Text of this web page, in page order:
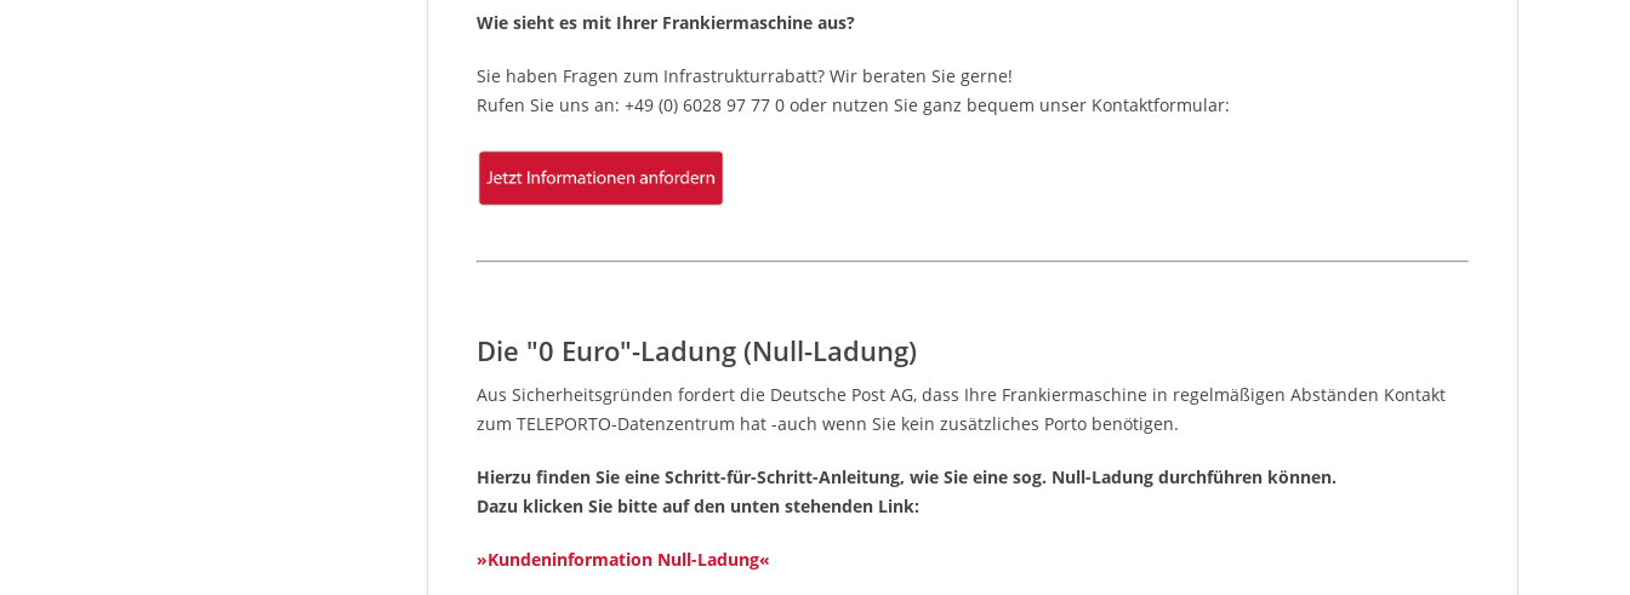
Wie sieht es mit Ihrer Frankiermaschine aus?
Sie haben Fragen zum Infrastrukturrabatt? Wir beraten Sie gerne!
Rufen Sie uns an: +49 (0) 6028 97 77 0 oder nutzen Sie ganz bequem unser Kontaktformular:
Die "0 Euro"-Ladung (Null-Ladung)
Aus Sicherheitsgründen fordert die Deutsche Post AG, dass Ihre Frankiermaschine in regelmäßigen Abständen Kontakt
zum TELEPORTO-Datenzentrum hat -auch wenn Sie kein zusätzliches Porto benötigen.
Hierzu finden Sie eine Schritt-für-Schritt-Anleitung, wie Sie eine sog. Null-Ladung durchführen können.
Dazu klicken Sie bitte auf den unten stehenden Link:
»Kundeninformation Null-Ladung«